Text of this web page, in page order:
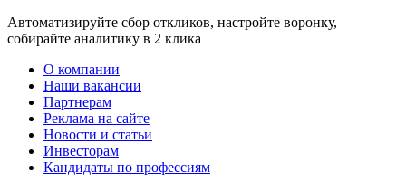
Автоматизируйте сбор откликов, настройте воронку,
собирайте аналитику в 2 клика
О компании
Наши вакансии
Партнерам
Реклама на сайте
Новости и статьи
Инвесторам
Кандидаты по профессиям